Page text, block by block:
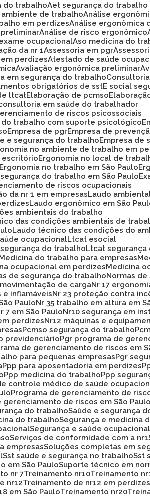
do trabalho Aet segurança do
ambiente de trabalho Análise
em perdizes Análise ergonômica
preliminar Análise de risco ergonômico
exame ocupacional Aso medicina do
da nr 1 Assessoria em pgr
em perdizes Atestado de saúde
Avaliação ergonômica preliminar
em segurança do trabalho
obrigatórios de sst
E social
ltcat Elaboração de pcmso
consultoria em saúde do trabalhador
de riscos psicossociais
do trabalho com suporte psicológico
Empresa de pgr Empresa de
e segurança do trabalho Empresa de
no ambiente de trabalho em
escritório Ergonomia no local de
Ergonomia no trabalho em São Paulo
segurança do trabalho em São Paulo
de riscos ocupacionais
da nr 1 em empresas
Laudo
Laudo ergonômico em São
ambientais do trabalho
das condições ambientais de
Laudo técnico das condições do
ocupacional Ltcat esocial
segurança do trabalho
Ltcat
Medicina do trabalho para empresas
ocupacional em perdizes
Medicina
de segurança do trabalho
Normas
movimentação de carga Nr 17
e inflamáveis
Nr 23 proteção contra
Paulo
Nr 35 trabalho em altura em
Nr 7 em São Paulo
Nr10 segurança em
perdizes
Nr12 máquinas e
Pcmso segurança do trabalho
previdenciário
Pgr programa de
de gerenciamento de riscos em
para pequenas empresas
Pgr
Ppp para aposentadoria em perdizes
Ppp medicina do trabalho
Ppp
controle médico de saúde
Programa de gerenciamento de
gerenciamento de riscos em São Paulo
do trabalho Saúde e segurança
do trabalho Segurança e medicina
Segurança e saúde ocupacional
Serviços de conformidade com a nr1
empresas Soluções completas em
Sst saúde e segurança no trabalho
em São Paulo Suporte técnico em
nr 7 Treinamento nr10
Treinamento
nr12 Treinamento de nr12 em perdizes
em São Paulo Treinamento nr20